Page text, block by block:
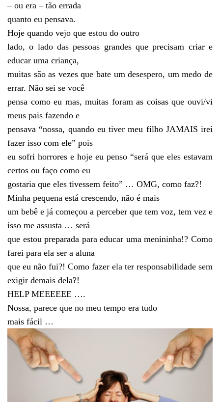
– ou era – tão errada
quanto eu pensava.
Hoje quando vejo que estou do outro
lado, o lado das pessoas grandes que precisam criar e
educar uma criança,
muitas são as vezes que bate um desespero, um medo de
errar. Não sei se você
pensa como eu mas, muitas foram as coisas que ouvi/vi
meus pais fazendo e
pensava “nossa, quando eu tiver meu filho JAMAIS irei
fazer isso com ele” pois
eu sofri horrores e hoje eu penso “será que eles estavam
certos ou faço como eu
gostaria que eles tivessem feito” … OMG, como faz?!
Minha pequena está crescendo, não é mais
um bebê e já começou a perceber que tem voz, tem vez e
isso me assusta … será
que estou preparada para educar uma menininha!? Como
farei para ela ser a aluna
que eu não fui?! Como fazer ela ter responsabilidade sem
exigir demais dela?!
HELP MEEEEEE ….
Nossa, parece que no meu tempo era tudo
mais fácil …